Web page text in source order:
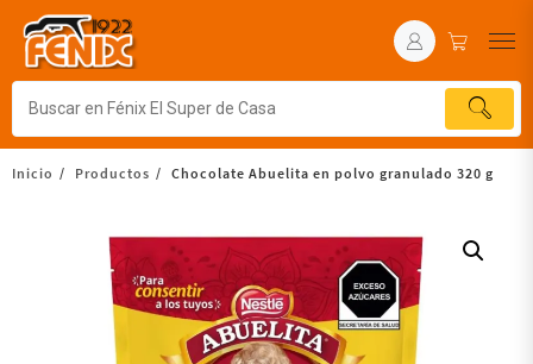
Inicio Productos Chocolate Abuelita en polvo granulado 320 g